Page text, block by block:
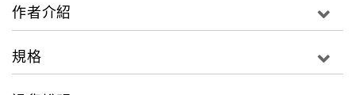
第一款:芙容如面柳如眉─【補虛益肝粥】，滋補腎陰，
第二款:金水相生玉顏新─【養陰潤臟粥】，肺腎雙補，
作者介紹
規格